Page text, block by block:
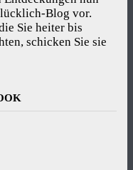
Blog vor.
Sie heiter bis
schicken Sie sie